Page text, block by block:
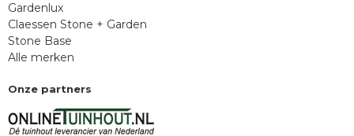
Gardenlux
Claessen Stone + Garden
Stone Base
Alle merken
Onze partners